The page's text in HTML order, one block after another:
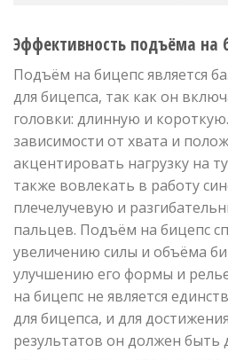
Эффективность подъёма на
Подъём на бицепс является
для бицепса, так как он
головки: длинную и
зависимости от хвата и
акцентировать нагрузку на
также вовлекать в работу
плечелучевую и
пальцев. Подъём на бицепс
увеличению силы и объёма
улучшению его формы и
на бицепс не является
для бицепса, и для
результатов он должен быть